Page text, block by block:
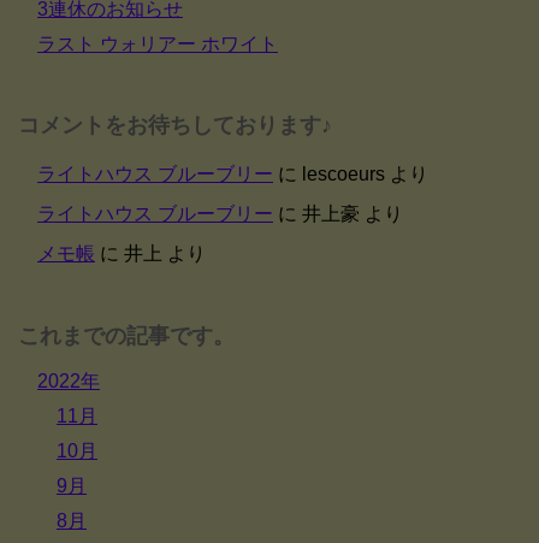
3連休のお知らせ
ラスト ウォリアー ホワイト
コメントをお待ちしております♪
ライトハウス ブルーブリー に lescoeurs より
ライトハウス ブルーブリー に 井上豪 より
メモ帳 に 井上 より
これまでの記事です。
2022年
11月
10月
9月
8月